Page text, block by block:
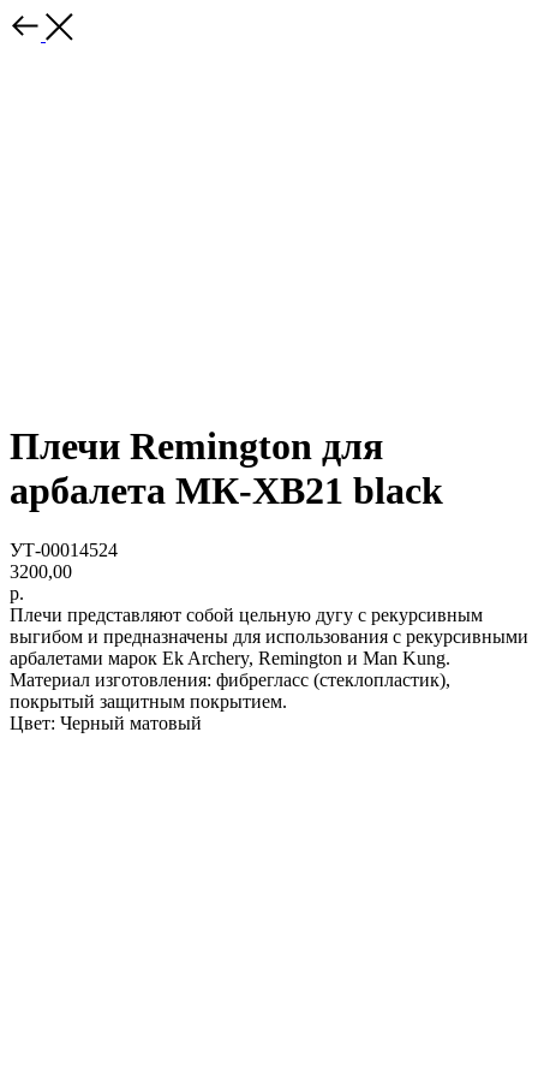
Плечи Remington для
арбалета МК-ХВ21 black
УТ-00014524
3200,00
р.
Плечи представляют собой цельную дугу с рекурсивным
выгибом и предназначены для использования с рекурсивными
арбалетами марок Ek Archery, Remington и Man Kung.
Материал изготовления: фибрегласс (стеклопластик),
покрытый защитным покрытием.
Цвет: Черный матовый